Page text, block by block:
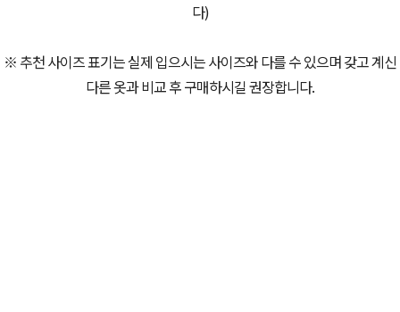
다)
※ 추천 사이즈 표기는 실제 입으시는 사이즈와 다를 수 있으며 갖고 계신
다른 옷과 비교 후 구매하시길 권장합니다.